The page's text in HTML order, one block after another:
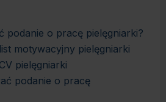
podanie o pracę pielęgniarki?
motywacyjny pielęgniarki
pielęgniarki
podanie o pracę